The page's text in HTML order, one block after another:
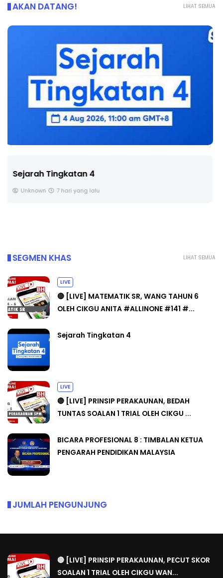
LIHAT SEMUA
AKAN DATANG!
🔴 [LIVE] PRINSIP PERAKAUNAN, BEDAH TUNTAS
LIHAT SEMUA
SEGMEN KHAS
LIVE
🔴 [LIVE] MATEMATIK SR, WANG TAHUN 6
OLEH CIKGU ANITA #ALLINONE #141 #...
Sejarah Tingkatan 4
LIVE
🔴 [LIVE] PRINSIP PERAKAUNAN, BEDAH
TUNTAS SOALAN 1 TRIAL OLEH CIKGU ...
BICARA PROFESIONAL 8 : TIMBALAN KETUA
PENGARAH PENDIDIKAN MALAYSIA
JUMLAH PENGUNJUNG
🔴 [LIVE] PRINSIP PERAKAUNAN, PECUT SKOR
SOALAN 1 TRIAL OLEH CIKGU WAN...